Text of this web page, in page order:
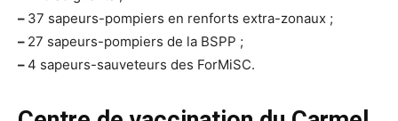
– 37 sapeurs-pompiers en renforts extra-zonaux ;
– 27 sapeurs-pompiers de la BSPP ;
–4 sapeurs-sauveteurs des ForMiSC.